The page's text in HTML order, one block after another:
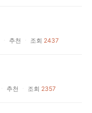
추천 조회 2437
추천 조회 2357